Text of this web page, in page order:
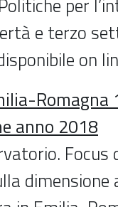
e terzo
on
Romagna
anno 2018
Focus
dimensione